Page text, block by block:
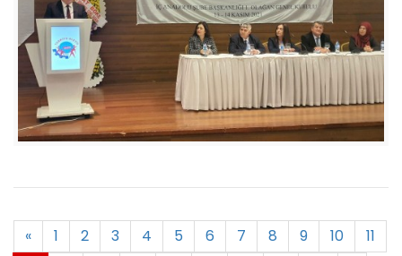
« 1 2 3 4 5 6 7 8 9 10
11